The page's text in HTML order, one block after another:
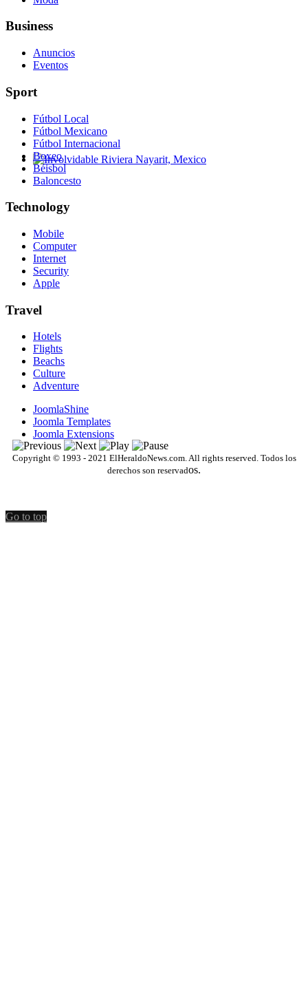
Involvidable Riviera Nayarit, Mexico
Business
Anuncios
Eventos
Sport
Fútbol Local
Fútbol Mexicano
Fútbol Internacional
Boxeo
Béisbol
Baloncesto
Technology
Mobile
Computer
Internet
Security
Apple
Travel
Hotels
Flights
Beachs
Culture
Adventure
JoomlaShine
Joomla Templates
Joomla Extensions
Copyright © 1993 - 2021 ElHeraldoNews.com. All rights reserved. Todos los
derechos son reservados.
Go to top